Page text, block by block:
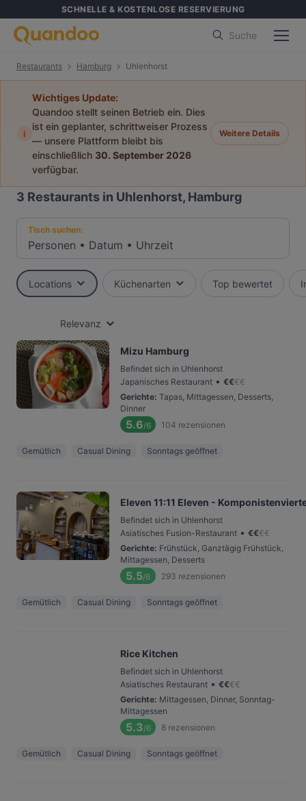
SCHNELLE & KOSTENLOSE RESERVIERUNG
Suche
Restaurants Hamburg Uhlenhorst
i
Wichtiges Update:
Quandoo stellt seinen Betrieb ein. Dies
ist ein geplanter, schrittweiser Prozess
— unsere Plattform bleibt bis
einschließlich 30. September 2026
verfügbar.
Weitere Details
3 Restaurants in Uhlenhorst, Hamburg
Tisch suchen:
Personen • Datum • Uhrzeit
Locations Küchenarten Top bewertet
Relevanz
Mizu Hamburg
Befindet sich in Uhlenhorst
Japanisches Restaurant • €€€€
Gerichte: Tapas, Mittagessen, Desserts,
Dinner
5.6/6 104 rezensionen
Gemütlich Casual Dining Sonntags geöffnet
Eleven 11:11 Eleven -
Befindet sich in Uhlenhorst
Asiatisches Fusion-Restaurant • €€€€
Gerichte: Frühstück, Ganztägig Frühstück,
Mittagessen, Desserts
5.5/6 293 rezensionen
Gemütlich Casual Dining Sonntags geöffnet
Rice Kitchen
Befindet sich in Uhlenhorst
Asiatisches Restaurant • €€€€
Gerichte: Mittagessen, Dinner, Sonntag-
Mittagessen
5.3/6 8 rezensionen
Gemütlich Casual Dining Sonntags geöffnet